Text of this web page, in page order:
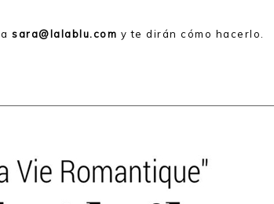
asara@lalablu.com y te dirán cómo hacerlo.